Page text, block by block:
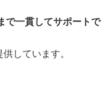
で一貫してサポートで
しています。